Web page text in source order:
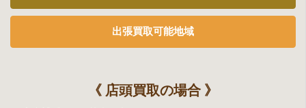
出張買取可能地域
《 店頭買取の場合 》